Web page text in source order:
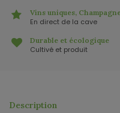
Vins uniques,
En direct de la cave
Durable et écologique
Cultivé et produit
Description